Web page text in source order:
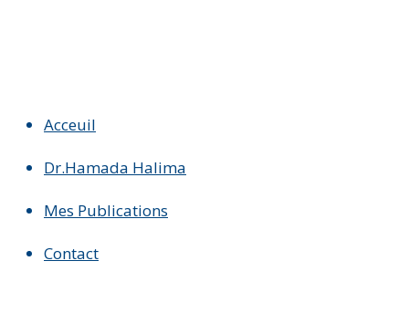
Acceuil
Dr.Hamada Halima
Mes Publications
Contact